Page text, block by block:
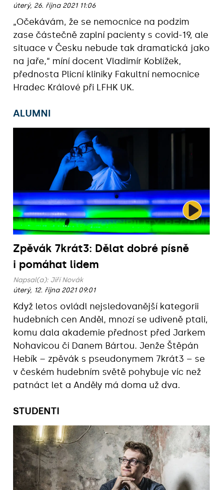
úterý, 26. října 2021 11:06
„Očekávám, že se nemocnice na podzim
zase částečně zaplní pacienty s covid-19, ale
situace v Česku nebude tak dramatická jako
na jaře,“ míní docent Vladimír Koblížek,
přednosta Plicní kliniky Fakultní nemocnice
Hradec Králové při LFHK UK.
ALUMNI
Zpěvák 7krát3: Dělat dobré písně
i pomáhat lidem
Napsal(a): Jiří Novák
úterý, 12. října 2021 09:01
Když letos ovládl nejsledovanější kategorii
hudebních cen Anděl, mnozí se udiveně ptali,
komu dala akademie přednost před Jarkem
Nohavicou či Danem Bártou. Jenže Štěpán
Hebík – zpěvák s pseudonymem 7krát3 – se
v českém hudebním světě pohybuje víc než
patnáct let a Anděly má doma už dva.
STUDENTI